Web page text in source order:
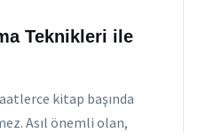
Teknikleri ile
kitap başında
Asıl önemli olan,